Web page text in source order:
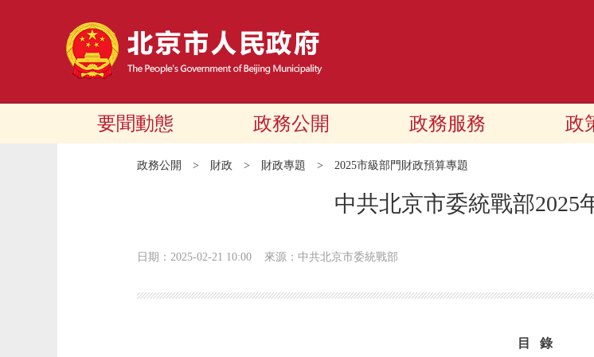
要聞動態 政務公開 政務服務 政
政務公開 > 財政 > 財政專題 > 2025市級部門財政預算專題
中共北京市委統戰部2025
日期：2025-02-21 10:00 來源：中共北京市委統戰部
目 錄